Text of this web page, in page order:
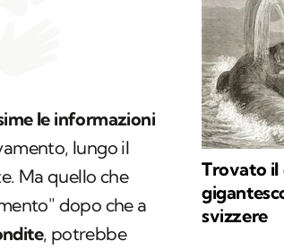
le informazioni
lungo il
Ma quello che
dopo che a
, potrebbe
Trovato il
svizzere